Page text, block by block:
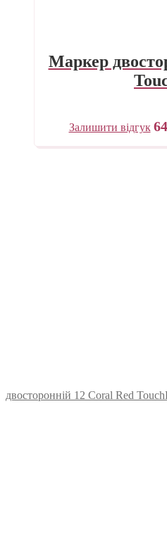
Маркер
Залишити відгук
двосторонній 12 Coral Red